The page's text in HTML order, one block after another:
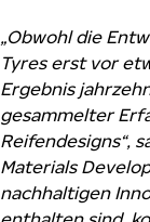
„Obwohl die
Tyres erst vor
Ergebnis
gesammelter
Reifendesigns“,
Materials
nachhaltigen